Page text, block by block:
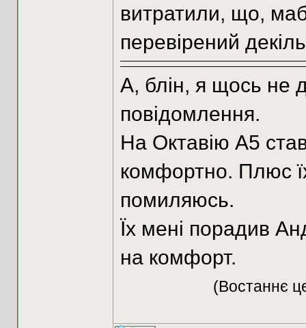
витратили, що,
перевірений
А, блін, я щось не
повідомлення.
На Октавію А5
комфортно. Плюс
помиляюсь.
Їх мені порадив
на комфорт.
(Востаннє